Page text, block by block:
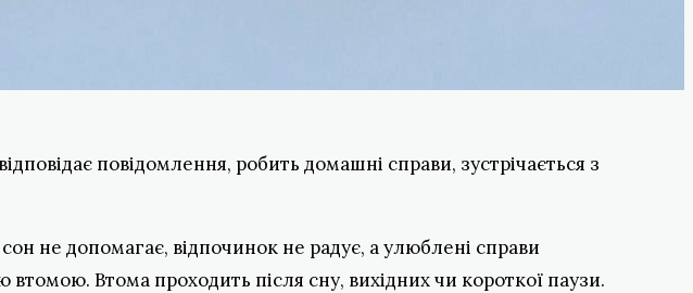
повідомлення, робить домашні справи, зустрічається з
не допомагає, відпочинок не радує, а улюблені справи
Втома проходить після сну, вихідних чи короткої паузи.